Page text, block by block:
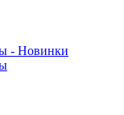
- Новинки